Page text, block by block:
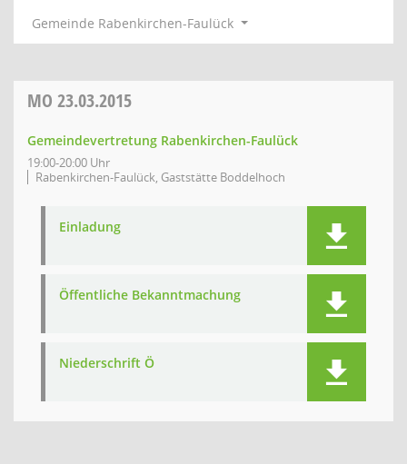
Gemeinde Rabenkirchen-Faulück
MO 23.03.2015
Gemeindevertretung Rabenkirchen-Faulück
19:00-20:00 Uhr
Rabenkirchen-Faulück, Gaststätte Boddelhoch
Einladung
Öffentliche Bekanntmachung
Niederschrift Ö